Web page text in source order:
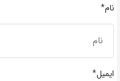
نام*
ایمیل*